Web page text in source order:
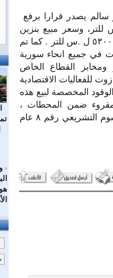
=
سالم يصدر قرارا برفع
اوكتان ٩٠ للمستهلك لسعر ٣٠٠٠ ل. س للتر، وسعر مبيع بنزين
اوكتان ٩٠ الحر ٤٩٠٠ ل.س للتر، وسعر مبيع بنزين اوكتان ٩٥ ب ٥٣٠٠ ل .س للتر . كما تم
في جميع انحاء سورية
ومخابز القطاع الخاص
مبيع المازوت للفعاليات الاقتصادية
الوقود المخصصة لبيع هذه
ضمن المحطات ،
ويخضع مخالفو أحكام هذا القرار للعقوبات المنصوص عليها بالمرسوم التشريعي رقم ٨ عام